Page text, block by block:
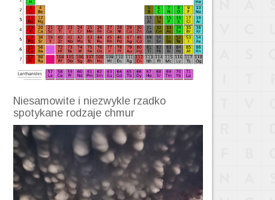
Niesamowite i niezwykle rzadko
spotykane rodzaje chmur